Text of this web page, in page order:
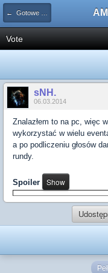
← Gotowe funkcje
Vote
sNH.
06.03.2014
Znalazłem to na pc, więc
wykorzystać w wielu
a po podliczeniu głosów
rundy.
Spoiler